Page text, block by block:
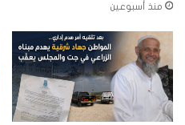
منذ أسبوعين